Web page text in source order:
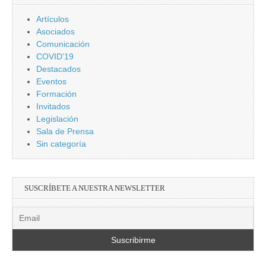
Artículos
Asociados
Comunicación
COVID'19
Destacados
Eventos
Formación
Invitados
Legislación
Sala de Prensa
Sin categoría
SUSCRÍBETE A NUESTRA NEWSLETTER